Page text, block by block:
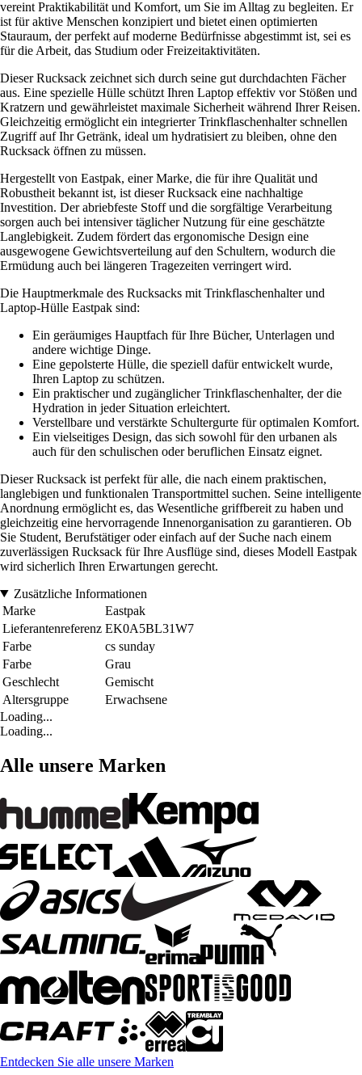
vereint Praktikabilität und Komfort, um Sie im Alltag zu begleiten. Er
ist für aktive Menschen konzipiert und bietet einen optimierten
Stauraum, der perfekt auf moderne Bedürfnisse abgestimmt ist, sei es
für die Arbeit, das Studium oder Freizeitaktivitäten.
Dieser Rucksack zeichnet sich durch seine gut durchdachten Fächer
aus. Eine spezielle Hülle schützt Ihren Laptop effektiv vor Stößen und
Kratzern und gewährleistet maximale Sicherheit während Ihrer Reisen.
Gleichzeitig ermöglicht ein integrierter Trinkflaschenhalter schnellen
Zugriff auf Ihr Getränk, ideal um hydratisiert zu bleiben, ohne den
Rucksack öffnen zu müssen.
Hergestellt von Eastpak, einer Marke, die für ihre Qualität und
Robustheit bekannt ist, ist dieser Rucksack eine nachhaltige
Investition. Der abriebfeste Stoff und die sorgfältige Verarbeitung
sorgen auch bei intensiver täglicher Nutzung für eine geschätzte
Langlebigkeit. Zudem fördert das ergonomische Design eine
ausgewogene Gewichtsverteilung auf den Schultern, wodurch die
Ermüdung auch bei längeren Tragezeiten verringert wird.
Die Hauptmerkmale des Rucksacks mit Trinkflaschenhalter und
Laptop-Hülle Eastpak sind:
Ein geräumiges Hauptfach für Ihre Bücher, Unterlagen und
andere wichtige Dinge.
Eine gepolsterte Hülle, die speziell dafür entwickelt wurde,
Ihren Laptop zu schützen.
Ein praktischer und zugänglicher Trinkflaschenhalter, der die
Hydration in jeder Situation erleichtert.
Verstellbare und verstärkte Schultergurte für optimalen Komfort.
Ein vielseitiges Design, das sich sowohl für den urbanen als
auch für den schulischen oder beruflichen Einsatz eignet.
Dieser Rucksack ist perfekt für alle, die nach einem praktischen,
langlebigen und funktionalen Transportmittel suchen. Seine intelligente
Anordnung ermöglicht es, das Wesentliche griffbereit zu haben und
gleichzeitig eine hervorragende Innenorganisation zu garantieren. Ob
Sie Student, Berufstätiger oder einfach auf der Suche nach einem
zuverlässigen Rucksack für Ihre Ausflüge sind, dieses Modell Eastpak
wird sicherlich Ihren Erwartungen gerecht.
Zusätzliche Informationen
Marke
Eastpak
Lieferantenreferenz EK0A5BL31W7
Farbe
cs sunday
Farbe
Grau
Geschlecht
Gemischt
Altersgruppe
Erwachsene
Loading...
Loading...
Alle unsere Marken
Entdecken Sie alle unsere Marken